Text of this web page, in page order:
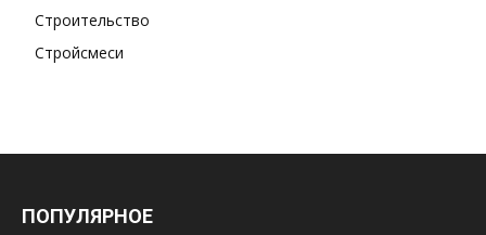
Строительство
Стройсмеси
ПОПУЛЯРНОЕ